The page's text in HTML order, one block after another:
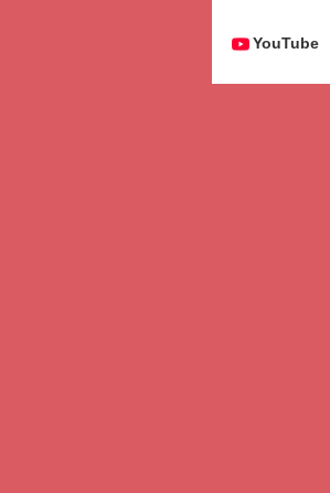
YouTube